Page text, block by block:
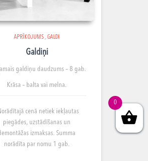
APRĪKOJUMS , GALDI
Galdiņi
galdiņu daudzums – 8 gab.
Krāsa – balta vai melna.
cenā netiek iekļautas
piegādes, uzstādīšanas un
izmaksas. Summa
norādīta par nomu 1 gab.
0